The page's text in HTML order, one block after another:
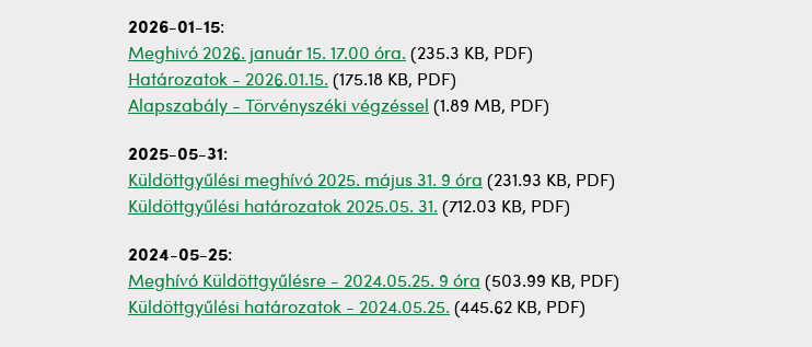
2026-01-15:
Meghivó 2026. január 15. 17.00 óra. (235.3 KB, PDF)
Határozatok - 2026.01.15. (175.18 KB, PDF)
Alapszabály - Törvényszéki végzéssel (1.89 MB, PDF)
2025-05-31 :
Küldöttgyűlési meghívó 2025. május 31. 9 óra (231.93 KB, PDF)
Küldöttgyűlési határozatok 2025.05. 31. (712.03 KB, PDF)
2024-05-25:
Meghívó Küldöttgyűlésre - 2024.05.25. 9 óra (503.99 KB, PDF)
Küldöttgyűlési határozatok - 2024.05.25. (445.62 KB, PDF)